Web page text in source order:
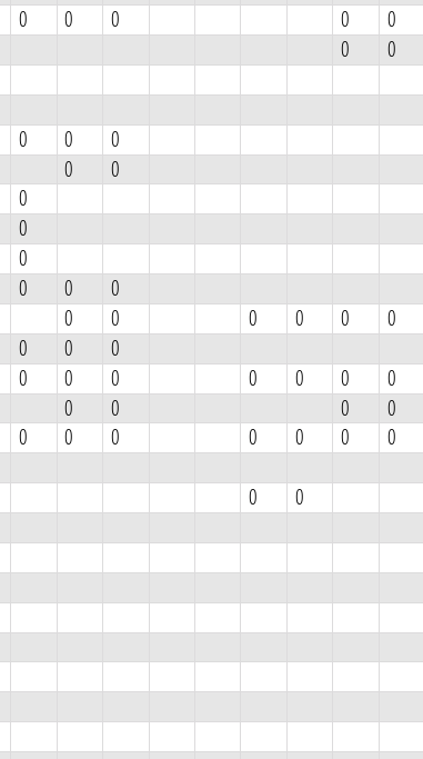
0 0 0 0 0
0 0
0 0 0
0 0
0
0
0
0 0 0
0 0 0 0 0 0
0 0 0
0 0 0 0 0 0 0
0 0 0 0
0 0 0 0 0 0 0
0 0